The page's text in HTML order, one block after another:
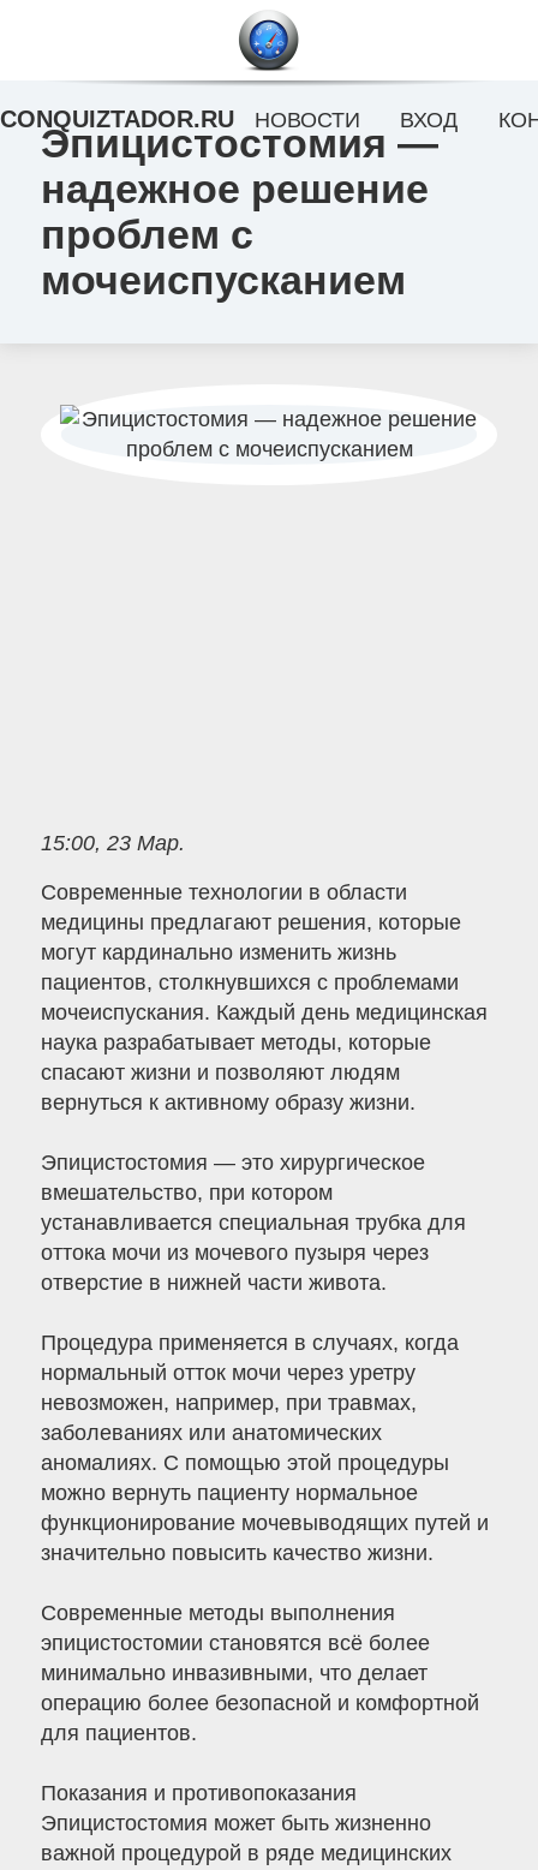
Эпицистостомия —
надежное решение
проблем с
мочеиспусканием
15:00, 23 Мар.
Современные технологии в области
медицины предлагают решения, которые
могут кардинально изменить жизнь
пациентов, столкнувшихся с проблемами
мочеиспускания. Каждый день медицинская
наука разрабатывает методы, которые
спасают жизни и позволяют людям
вернуться к активному образу жизни.
Эпицистостомия — это хирургическое
вмешательство, при котором
устанавливается специальная трубка для
оттока мочи из мочевого пузыря через
отверстие в нижней части живота.
Процедура применяется в случаях, когда
нормальный отток мочи через уретру
невозможен, например, при травмах,
заболеваниях или анатомических
аномалиях. С помощью этой процедуры
можно вернуть пациенту нормальное
функционирование мочевыводящих путей и
значительно повысить качество жизни.
Современные методы выполнения
эпицистостомии становятся всё более
минимально инвазивными, что делает
операцию более безопасной и комфортной
для пациентов.
Показания и противопоказания
Эпицистостомия может быть жизненно
важной процедурой в ряде медицинских
CONQUIZTADOR.RU НОВОСТИ ВХОД